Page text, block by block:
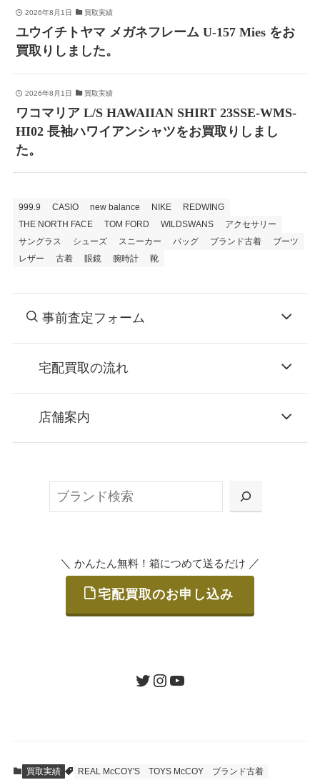
2026年8月1日 買取実績
ユウイチトヤマ メガネフレーム U-157 Mies をお
買取りしました。
2026年8月1日 買取実績
ワコマリア L/S HAWAIIAN SHIRT 23SSE-WMS-
HI02 長袖ハワイアンシャツをお買取りしまし
た。
999.9 CASIO new balance NIKE
REDWING
THE NORTH FACE
TOM FORD WILDSWANS
アクセサリー
サングラス
シューズ スニーカー バッグ ブランド古着
ブーツ
レザー
古着 眼鏡 腕時計 靴
事前査定フォーム
宅配買取の流れ
お申込み
または梱包材不要の「集荷申込」からお選び
ご発送
査定結果のご承認 / 入金
店舗案内
＼ かんたん無料！箱につめて送るだけ ／
宅配買取のお申し込み
ツイッターインスタグラムユーチューブ
買取実績 REAL McCOY'S TOYS McCOY ブランド古着